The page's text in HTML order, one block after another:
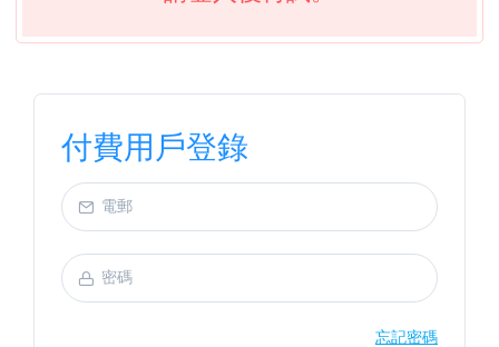
付費用戶登錄
忘記密碼